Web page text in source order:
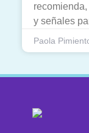
y señales
Paola